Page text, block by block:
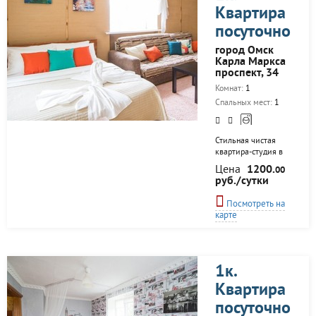
двуспальные диван и
кровать, а также до 3х
доп.раскладных
матрасов. Стильная
кровать из
европоддонов. Всегда
чистое, отглаженное
постельное белье и
полотенца. Чистая,
ухоженная...
Квартира
посуточно
город Омск
Карла Маркса
проспект, 34
Комнат: 1
Спальных мест: 1
Стильная чистая
квартира-студия в
самом центре
Омска.
Исключительно для
гостей с хорошим
настроением и без
вредных привычек!
Большая кровать с
ортопедическим
матрасом. От 1200
до 1700 рублей в
сутки! Экономия в
Цена 1200.00
руб./сутки
Посмотреть на
карте
1к.
Квартира
посуточно